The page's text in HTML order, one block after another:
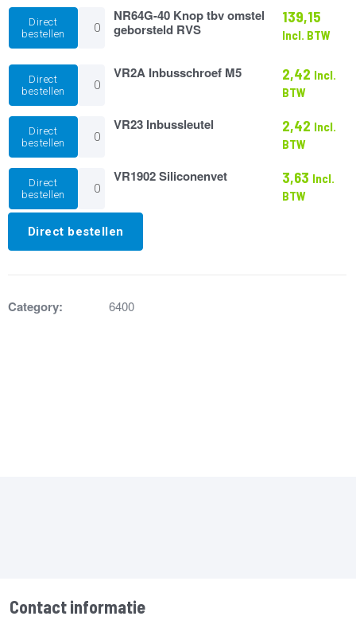
omstel
geborsteld
chroom
Direct
bestellen
NR64G-
Knop
omstel
geborsteld
RVS
aantal
NR64G-40 Knop tbv omstel
geborsteld RVS
139,15
Incl. BTW
Direct
bestellen
VR2A
Inbusschroef
M5
aantal
VR2A Inbusschroef M5 2,42 Incl.
BTW
Direct
bestellen
VR23
Inbussleutel
aantal
VR23 Inbussleutel 2,42 Incl.
BTW
Direct
bestellen
VR1902
Siliconenvet
aantal
VR1902 Siliconenvet 3,63 Incl.
BTW
Direct bestellen
Category: 6400
Contact informatie